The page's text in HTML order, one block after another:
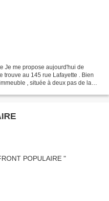
Je me propose aujourd'hui de
trouve au 145 rue Lafayette . Bien
, située à deux pas de la